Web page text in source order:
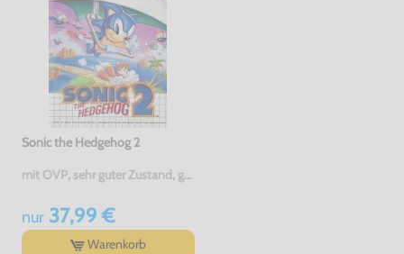
Sonic the Hedgehog 2
mit OVP, sehr guter Zustand, gebraucht
nur37,99 €
Warenkorb